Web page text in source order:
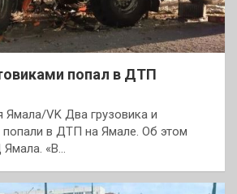
попал в ДТП
Ямала/VK Два грузовика и
попали в ДТП на Ямале. Об этом
«В…